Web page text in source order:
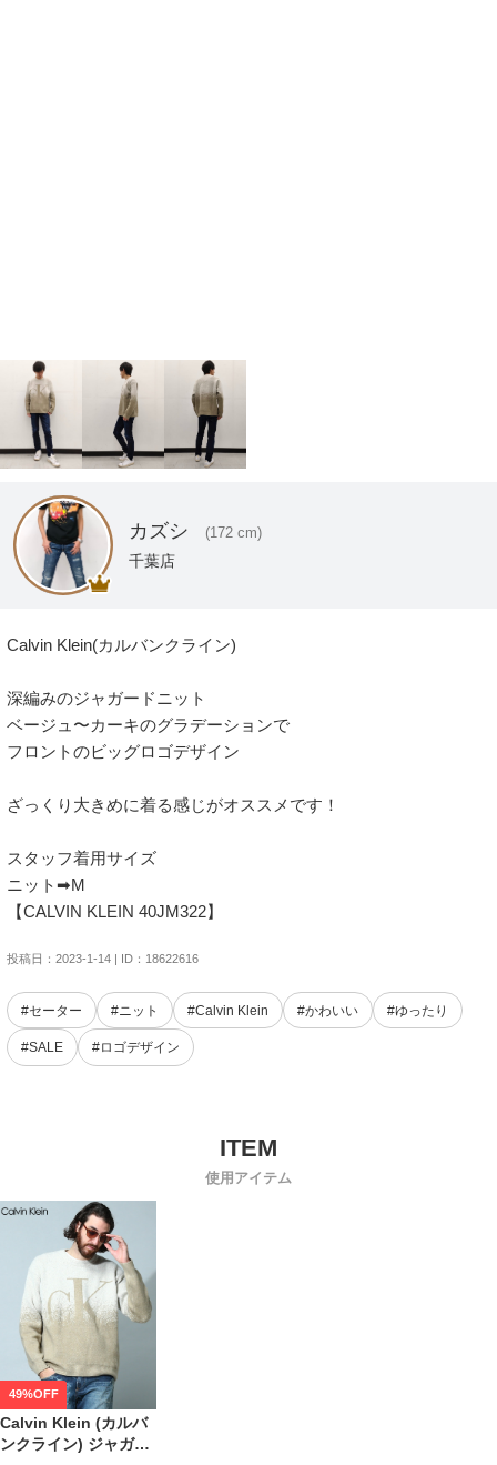
カズシ (172 cm)
千葉店
Calvin Klein(カルバンクライン)
深編みのジャガードニット
ベージュ〜カーキのグラデーションで
フロントのビッグロゴデザイン
ざっくり大きめに着る感じがオススメです！
スタッフ着用サイズ
ニット➡M
【CALVIN KLEIN 40JM322】
投稿日：2023-1-14 | ID：18622616
#セーター #ニット #Calvin Klein #かわいい #ゆったり
#SALE #ロゴデザイン
使用アイテム
49%OFF
Calvin Klein (カルバ
ンクライン) ジャガー